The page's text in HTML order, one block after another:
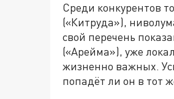
Среди конкурентов
(«Китруда»),
свой перечень
(«Арейма»), уже
жизненно важных.
попадёт ли он в тот